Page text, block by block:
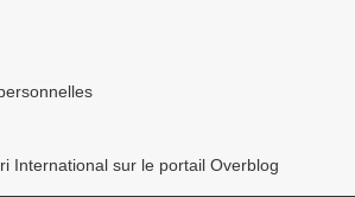
International sur le portail Overblog